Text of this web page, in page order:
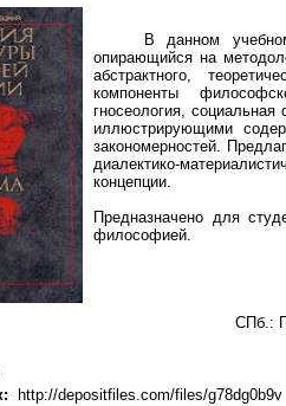
В данном
опирающийся на
абстрактного,
компоненты
гносеология,
иллюстрирующими
закономерностей.
диалектико-
концепции.
Предназначено для
философией.
СПб.:
http://depositfiles.com/files/g78dg0b9v